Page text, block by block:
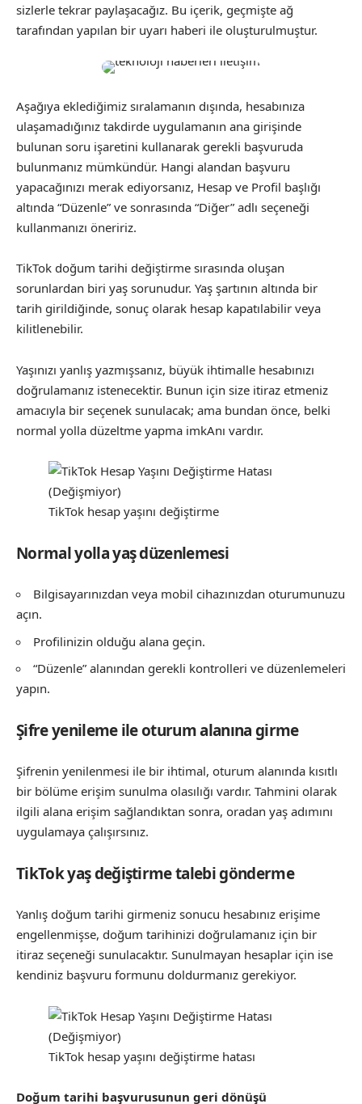
sizlerle tekrar paylaşacağız. Bu içerik, geçmişte ağ
tarafından yapılan bir uyarı haberi ile oluşturulmuştur.
Aşağıya eklediğimiz sıralamanın dışında, hesabınıza
ulaşamadığınız takdirde uygulamanın ana girişinde
bulunan soru işaretini kullanarak gerekli başvuruda
bulunmanız mümkündür. Hangi alandan başvuru
yapacağınızı merak ediyorsanız, Hesap ve Profil başlığı
altında “Düzenle” ve sonrasında “Diğer” adlı seçeneği
kullanmanızı öneririz.
TikTok doğum tarihi değiştirme sırasında oluşan
sorunlardan biri yaş sorunudur. Yaş şartının altında bir
tarih girildiğinde, sonuç olarak hesap kapatılabilir veya
kilitlenebilir.
Yaşınızı yanlış yazmışsanız, büyük ihtimalle hesabınızı
doğrulamanız istenecektir. Bunun için size itiraz etmeniz
amacıyla bir seçenek sunulacak; ama bundan önce, belki
normal yolla düzeltme yapma imkAnı vardır.
TikTok hesap yaşını değiştirme
Normal yolla yaş düzenlemesi
Bilgisayarınızdan veya mobil cihazınızdan oturumunuzu
açın.
Profilinizin olduğu alana geçin.
“Düzenle” alanından gerekli kontrolleri ve düzenlemeleri
yapın.
Şifre yenileme ile oturum alanına girme
Şifrenin yenilenmesi ile bir ihtimal, oturum alanında kısıtlı
bir bölüme erişim sunulma olasılığı vardır. Tahmini olarak
ilgili alana erişim sağlandıktan sonra, oradan yaş adımını
uygulamaya çalışırsınız.
TikTok yaş değiştirme talebi gönderme
Yanlış doğum tarihi girmeniz sonucu hesabınız erişime
engellenmişse, doğum tarihinizi doğrulamanız için bir
itiraz seçeneği sunulacaktır. Sunulmayan hesaplar için ise
kendiniz başvuru formunu doldurmanız gerekiyor.
TikTok hesap yaşını değiştirme hatası
Doğum tarihi başvurusunun geri dönüşü